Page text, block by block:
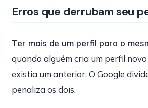
Erros que derrubam seu
Ter mais de um perfil para o
quando alguém cria um perfil
existia um anterior. O Google
penaliza os dois.